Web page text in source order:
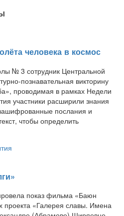
человека в космос
№ 3 сотрудник Центральной
познавательная викторину
проводимая в рамках Недели
участники расширили знания
послания и
чтобы определить
показ фильма «Баюн
проекта «Галерея славы. Имена